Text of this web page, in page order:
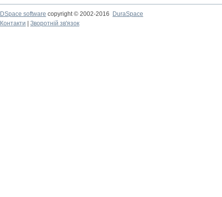
DSpace software copyright © 2002-2016
DuraSpace
Контакти
Зворотній зв'язок